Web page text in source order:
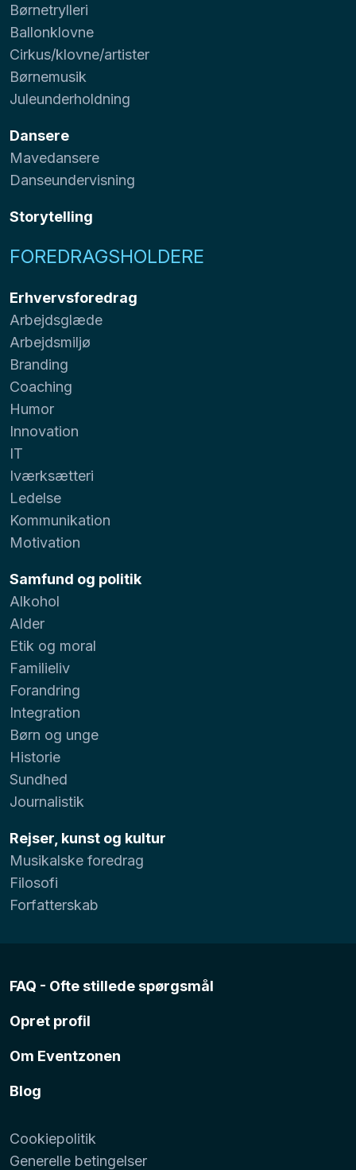
Børnetrylleri
Ballonklovne
Cirkus/klovne/artister
Børnemusik
Juleunderholdning
Dansere
Mavedansere
Danseundervisning
Storytelling
FOREDRAGSHOLDERE
Erhvervsforedrag
Arbejdsglæde
Arbejdsmiljø
Branding
Coaching
Humor
Innovation
IT
Iværksætteri
Ledelse
Kommunikation
Motivation
Samfund og politik
Alkohol
Alder
Etik og moral
Familieliv
Forandring
Integration
Børn og unge
Historie
Sundhed
Journalistik
Rejser, kunst og kultur
Musikalske foredrag
Filosofi
Forfatterskab
FAQ - Ofte stillede spørgsmål
Opret profil
Om Eventzonen
Blog
Cookiepolitik
Generelle betingelser